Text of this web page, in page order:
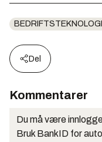
BEDRIFTSTEKNOLOGI
Del
Kommentarer
Du må være
Bruk BankID for